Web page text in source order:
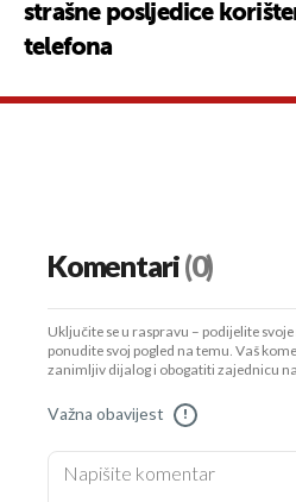
strašne posljedice
telefona
Komentari(0)
Uključite se u raspravu – podijelite
ponudite svoj pogled na temu. Vaš
zanimljiv dijalog i obogatiti zajednicu
Važna obavijest !